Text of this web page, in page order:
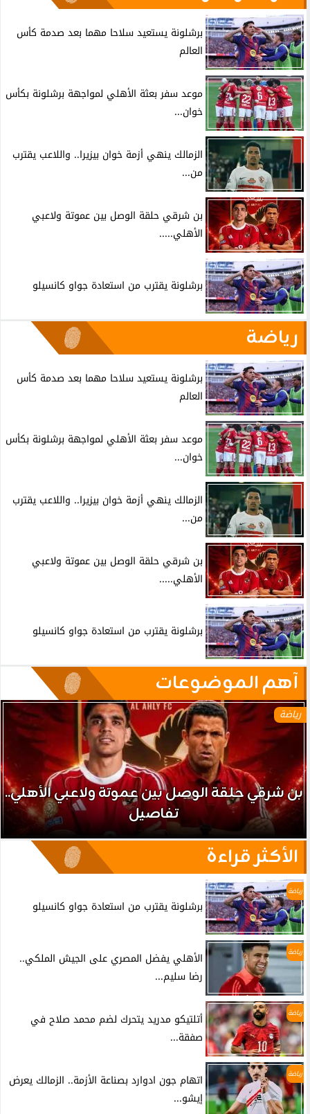
برشلونة يستعيد سلاحا مهما بعد صدمة كأس
العالم
موعد سفر بعثة الأهلي لمواجهة برشلونة بكأس
خوان...
الزمالك ينهي أزمة خوان بيزيرا.. واللاعب يقترب
من...
بن شرقي حلقة الوصل بين عموتة ولاعبي
الأهلي.....
برشلونة يقترب من استعادة جواو كانسيلو
رياضة
برشلونة يستعيد سلاحا مهما بعد صدمة كأس
العالم
موعد سفر بعثة الأهلي لمواجهة برشلونة بكأس
خوان...
الزمالك ينهي أزمة خوان بيزيرا.. واللاعب يقترب
من...
بن شرقي حلقة الوصل بين عموتة ولاعبي
الأهلي.....
برشلونة يقترب من استعادة جواو كانسيلو
آهم الموضوعات
رياضة
بن شرقي حلقة الوصل بين عموتة ولاعبي الأهلي..
تفاصيل
الأكثر قراءة
رياضة
برشلونة يقترب من استعادة جواو كانسيلو
رياضة
الأهلي يفضل المصري على الجيش الملكي..
رضا سليم...
رياضة
أتلتيكو مدريد يتحرك لضم محمد صلاح في
صفقة...
رياضة
اتهام جون ادوارد بصناعة الأزمة.. الزمالك يعرض
إيشو...